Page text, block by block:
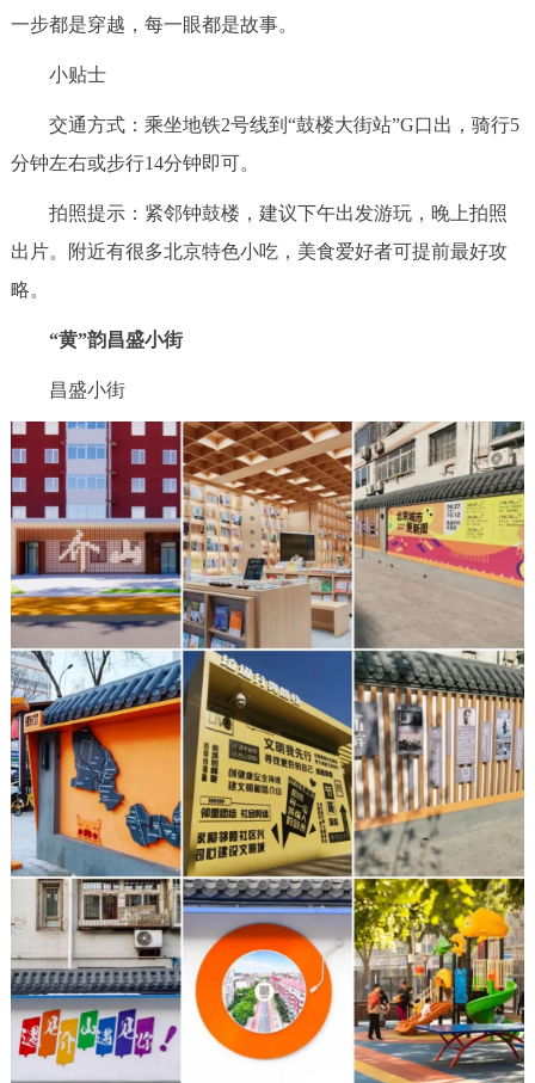
一步都是穿越，每一眼都是故事。
小贴士
交通方式：乘坐地铁2号线到“鼓楼大街站”G口出，骑行5
分钟左右或步行14分钟即可。
拍照提示：紧邻钟鼓楼，建议下午出发游玩，晚上拍照
出片。附近有很多北京特色小吃，美食爱好者可提前最好攻
略。
“黄”韵昌盛小街
昌盛小街